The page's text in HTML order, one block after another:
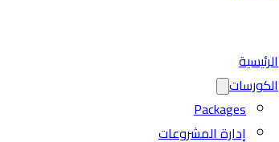
الرئيسية
الكورسات
Packages
إدارة المشروعات